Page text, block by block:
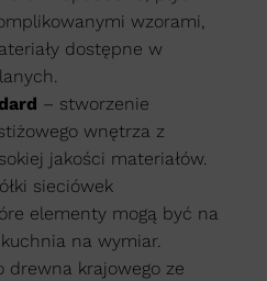
wzorami,
dostępne w
– stworzenie
wnętrza z
jakości materiałów.
sieciówek
elementy mogą być na
na wymiar.
drewna krajowego ze